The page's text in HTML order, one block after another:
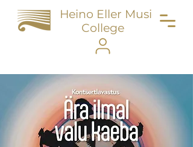
Heino Eller Music
College